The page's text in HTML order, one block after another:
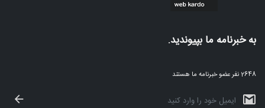
به خبرنامه ما بپیوندید.
2648 نفر عضو خبرنامه ما هستند